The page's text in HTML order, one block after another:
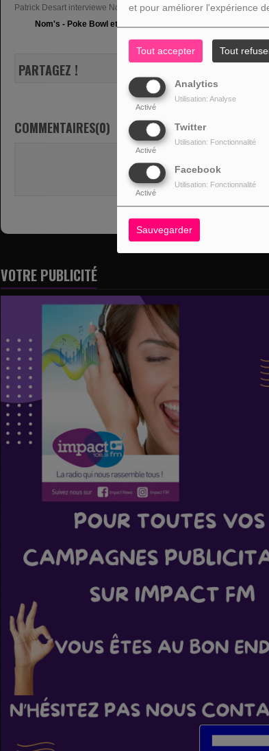
et pour améliorer l'expérience
Tout accepter Tout
Analytics
Activé
Utilisation: Analyse
Twitter
Activé
Utilisation: Fonctionnalité
Facebook
Activé
Utilisation: Fonctionnalité
Sauvegarder
Patrick Desart interviewe Noémie Michel, gérante du nouveau
Nom's - Poke Bowl et Ramen
PARTAGEZ !
COMMENTAIRES(0)
VOTRE PUBLICITÉ